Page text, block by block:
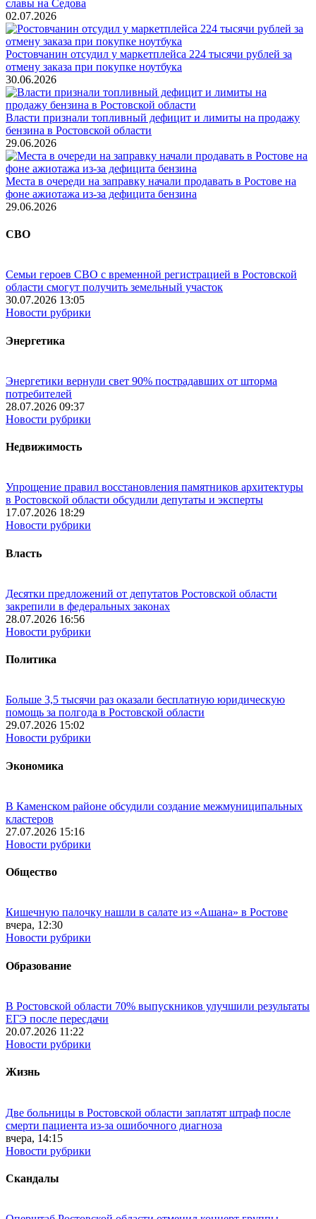
славы на Седова
02.07.2026
Ростовчанин отсудил у маркетплейса 224 тысячи рублей за
отмену заказа при покупке ноутбука
30.06.2026
Власти признали топливный дефицит и лимиты на продажу
бензина в Ростовской области
29.06.2026
Места в очереди на заправку начали продавать в Ростове на
фоне ажиотажа из-за дефицита бензина
29.06.2026
СВО
Семьи героев СВО с временной регистрацией в Ростовской
области смогут получить земельный участок
30.07.2026 13:05
Новости рубрики
Энергетика
Энергетики вернули свет 90% пострадавших от шторма
потребителей
28.07.2026 09:37
Новости рубрики
Недвижимость
Упрощение правил восстановления памятников архитектуры
в Ростовской области обсудили депутаты и эксперты
17.07.2026 18:29
Новости рубрики
Власть
Десятки предложений от депутатов Ростовской области
закрепили в федеральных законах
28.07.2026 16:56
Новости рубрики
Политика
Больше 3,5 тысячи раз оказали бесплатную юридическую
помощь за полгода в Ростовской области
29.07.2026 15:02
Новости рубрики
Экономика
В Каменском районе обсудили создание межмуниципальных
кластеров
27.07.2026 15:16
Новости рубрики
Общество
Кишечную палочку нашли в салате из «Ашана» в Ростове
вчера, 12:30
Новости рубрики
Образование
В Ростовской области 70% выпускников улучшили результаты
ЕГЭ после пересдачи
20.07.2026 11:22
Новости рубрики
Жизнь
Две больницы в Ростовской области заплатят штраф после
смерти пациента из-за ошибочного диагноза
вчера, 14:15
Новости рубрики
Скандалы